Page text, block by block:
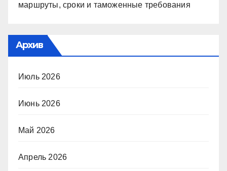
маршруты, сроки и таможенные требования
Архив
Июль 2026
Июнь 2026
Май 2026
Апрель 2026